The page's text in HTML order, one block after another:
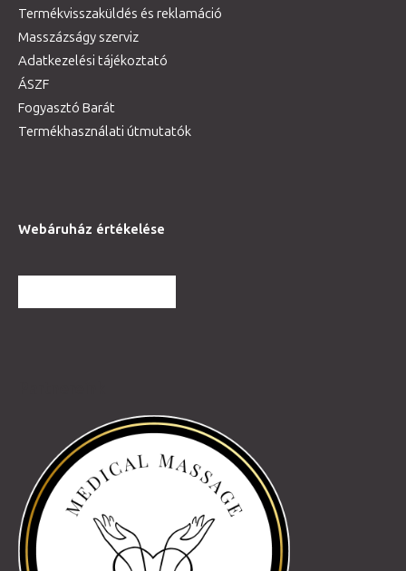
Termékvisszaküldés és reklamáció
Masszázságy szerviz
Adatkezelési tájékoztató
ÁSZF
Fogyasztó Barát
Termékhasználati útmutatók
Webáruház értékelése